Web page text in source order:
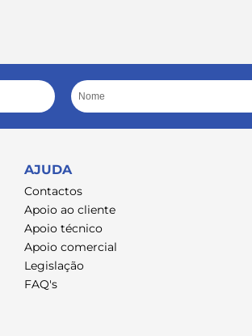
Nome
AJUDA
Contactos
Apoio ao cliente
Apoio técnico
Apoio comercial
Legislação
FAQ's